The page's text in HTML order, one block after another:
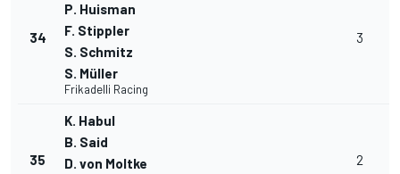
34
P. Huisman
F. Stippler
S. Schmitz
S. Müller
Frikadelli Racing
3
35
K. Habul
B. Said
D. von Moltke
2